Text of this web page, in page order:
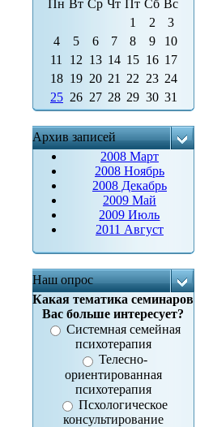
Пн Вт Ср Чт Пт Сб Вс
1
2
3
4
5 6 7 8 9
10
11
12 13 14 15 16 17
18 19 20 21 22 23 24
25 26 27 28 29 30 31
Архив записей
2008 Март
2008 Ноябрь
2008 Декабрь
2009 Май
2009 Июль
2011 Август
Наш опрос
Какая тематика семинаров
Вас больше интересует?
Системная семейная
психотерапия
Телесно-
ориентированная
психотерапия
Псхологическое
консультирование